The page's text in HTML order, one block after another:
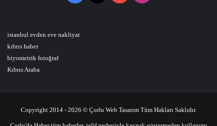
istanbul evden eve nakliyat
kıbrıs haber
biyometrik fotoğraf
Kıbrıs Araba
Copyright 2014 - 2026 © Çorlu Web Tasarım Tüm Hakları Saklıdır.